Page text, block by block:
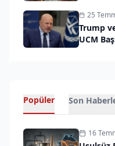
25
Trump
UCM
Popüler Son
16